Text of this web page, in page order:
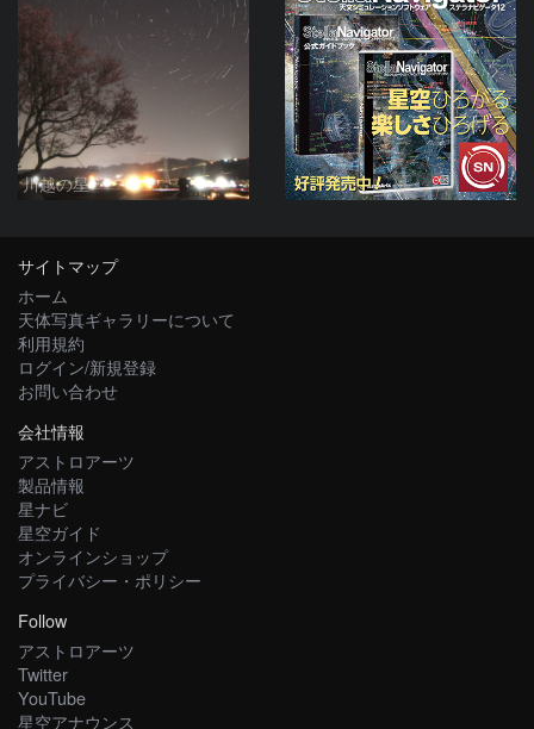
川越の星
サイトマップ
ホーム
天体写真ギャラリーについて
利用規約
ログイン/新規登録
お問い合わせ
会社情報
アストロアーツ
製品情報
星ナビ
星空ガイド
オンラインショップ
プライバシー・ポリシー
Follow
アストロアーツ
Twitter
YouTube
星空アナウンス